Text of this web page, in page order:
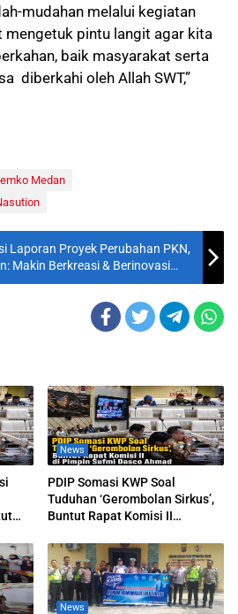
mudahan melalui kegiatan
mengetuk pintu langit agar kita
baik masyarakat serta
diberkahi oleh Allah SWT,”
Medan
Laporan Proyek Perubahan PKN,
Makin Berkreasi & Berinovasi
Lebih Baik
News
PDIP Somasi KWP Soal
Tuduhan ‘Gerombolan Sirkus’,
Buntut Rapat Komisi II
News